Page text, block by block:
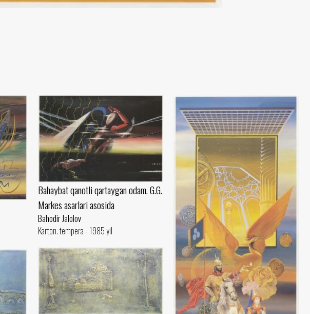
Bahaybat qanotli qartaygan odam. G.G.
Markes asarlari asosida
Bahodir Jalolov
Karton. tempera - 1985 yil